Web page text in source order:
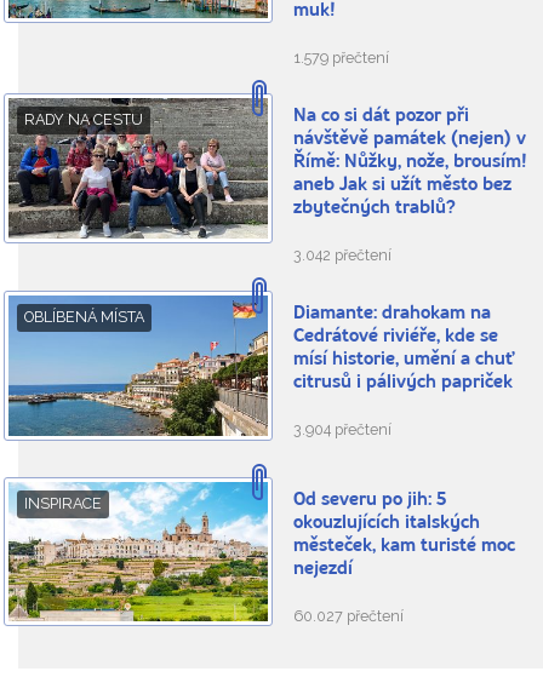
muk!
1.579 přečtení
RADY NA CESTU
Na co si dát pozor při
návštěvě památek (nejen) v
Římě: Nůžky, nože, brousím!
aneb Jak si užít město bez
zbytečných trablů?
3.042 přečtení
OBLÍBENÁ MÍSTA
Diamante: drahokam na
Cedrátové riviéře, kde se
mísí historie, umění a chuť
citrusů i pálivých papriček
3.904 přečtení
INSPIRACE
Od severu po jih: 5
okouzlujících italských
městeček, kam turisté moc
nejezdí
60.027 přečtení